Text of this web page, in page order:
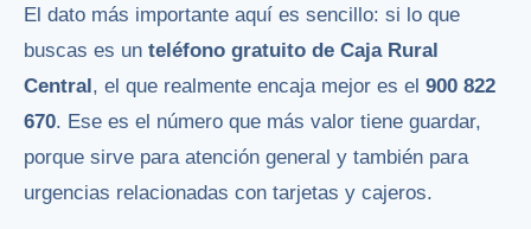
El dato más importante aquí es sencillo: si lo que
buscas es un teléfono gratuito de Caja Rural
Central , el que realmente encaja mejor es el 900 822
670. Ese es el número que más valor tiene guardar,
porque sirve para atención general y también para
urgencias relacionadas con tarjetas y cajeros.